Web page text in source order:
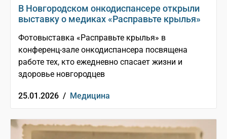
В Новгородском онкодиспансере открыли
выставку о медиках «Расправьте крылья»
Фотовыставка «Расправьте крылья» в
конференц-зале онкодиспансера посвящена
работе тех, кто ежедневно спасает жизни и
здоровье новгородцев
25.01.2026 / Медицина